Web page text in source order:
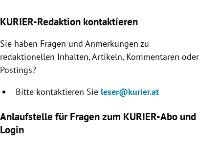
Untermenü
Untermenü
Untermenü
Untermenü
Untermenü
KURIER-Redaktion kontaktieren
Sie haben Fragen und Anmerkungen zu
redaktionellen Inhalten, Artikeln, Kommentaren oder
Postings?
Bitte kontaktieren Sie leser@kurier.at
Anlaufstelle für Fragen zum KURIER-Abo und
Login